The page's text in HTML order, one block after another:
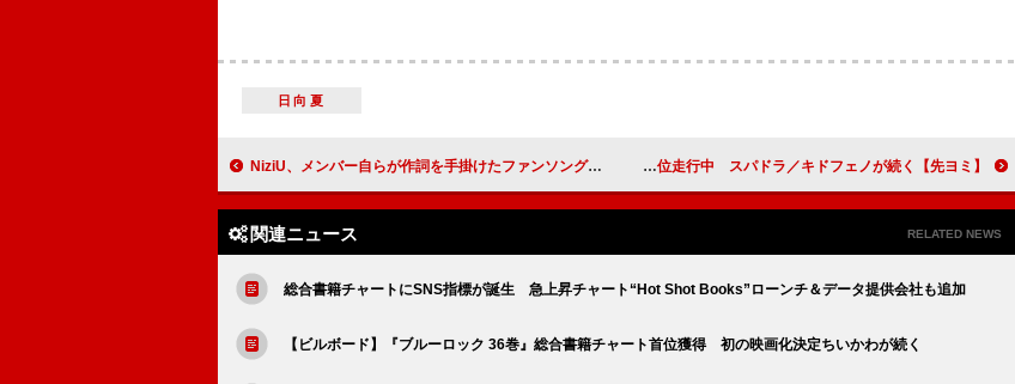
日向夏
NiziU、メンバー自らが作詞を手掛けたファンソング「Light it Up」のパフォーマンス映像公開 【先ヨミ】モーニング娘。'25『てか HAPPYのHAPPY！/私のラミンタッチオーネ（Lamentazione）』9.9万枚でシングル首位走行中 スパドラ／キドフェノが続く
関連ニュース RELATED NEWS
総合書籍チャートにSNS指標が誕生 急上昇チャート“Hot Shot Books”ローンチ＆データ提供会社も追加
【ビルボード】『ブルーロック 36巻』総合書籍チャート首位獲得 初の映画化決定ちいかわが続く